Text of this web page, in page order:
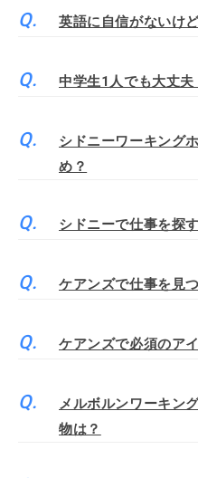
英語に自信がないけ
中学生1人でも大丈夫
シドニーワーキング
め？
シドニーで仕事を探
ケアンズで仕事を見
ケアンズで必須のア
メルボルンワーキン
物は？